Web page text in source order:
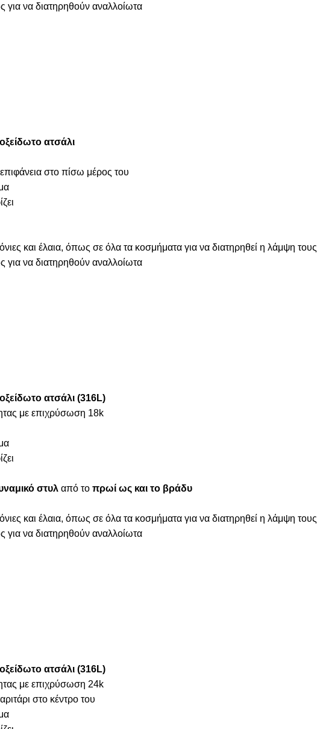
για να διατηρηθούν αναλλοίωτα
ατσάλι
στο πίσω μέρος του
και έλαια, όπως σε όλα τα κοσμήματα για να διατηρηθεί η λάμψη τους
για να διατηρηθούν αναλλοίωτα
ατσάλι (316L)
με επιχρύσωση 18k
στυλ από το πρωί ως και το βράδυ
και έλαια, όπως σε όλα τα κοσμήματα για να διατηρηθεί η λάμψη τους
για να διατηρηθούν αναλλοίωτα
ατσάλι (316L)
με επιχρύσωση 24k
στο κέντρο του